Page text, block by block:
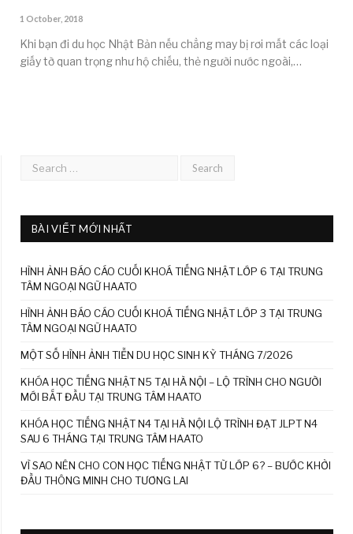
1 October, 2018
Khi bạn đi du học Nhật Bản nếu chẳng may bị rơi mất các loại
giấy tờ quan trọng như hộ chiếu, thẻ người nước ngoài,…
BÀI VIẾT MỚI NHẤT
HÌNH ẢNH BÁO CÁO CUỐI KHOÁ TIẾNG NHẬT LỚP 6 TẠI TRUNG
TÂM NGOẠI NGỮ HAATO
HÌNH ẢNH BÁO CÁO CUỐI KHOÁ TIẾNG NHẬT LỚP 3 TẠI TRUNG
TÂM NGOẠI NGỮ HAATO
MỘT SỐ HÌNH ẢNH TIỄN DU HỌC SINH KỲ THÁNG 7/2026
KHÓA HỌC TIẾNG NHẬT N5 TẠI HÀ NỘI – LỘ TRÌNH CHO NGƯỜI
MỚI BẮT ĐẦU TẠI TRUNG TÂM HAATO
KHÓA HỌC TIẾNG NHẬT N4 TẠI HÀ NỘI LỘ TRÌNH ĐẠT JLPT N4
SAU 6 THÁNG TẠI TRUNG TÂM HAATO
VÌ SAO NÊN CHO CON HỌC TIẾNG NHẬT TỪ LỚP 6? – BƯỚC KHỞI
ĐẦU THÔNG MINH CHO TƯƠNG LAI